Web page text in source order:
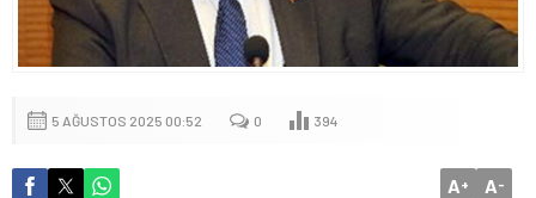
5 AĞUSTOS 2025 00:52 0 394
A+ A-